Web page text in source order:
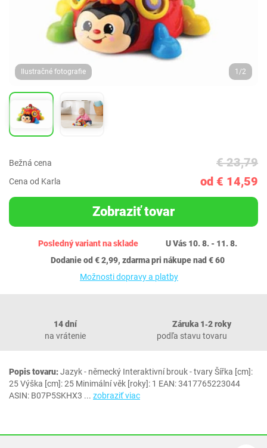
Ilustračné fotografie 1/2
Bežná cena € 23,79
Cena od Karla od € 14,59
Zobraziť tovar
Posledný variant na sklade
U Vás 10. 8. - 11. 8.
Dodanie od € 2,99, zdarma pri nákupe nad € 60
Možnosti dopravy a platby
14 dní
na vrátenie
Záruka 1‐2 roky
podľa stavu tovaru
Popis tovaru:Jazyk - německý Interaktivní brouk - tvary Šířka [cm]:
25 Výška [cm]: 25 Minimální věk [roky]: 1 EAN: 3417765223044
ASIN: B07P5SKHX3 ... zobraziť viac